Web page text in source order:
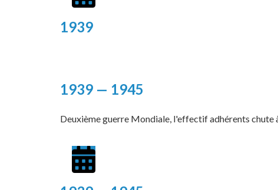
1939
1939 — 1945
Deuxième guerre Mondiale, l'effectif adhérents chute